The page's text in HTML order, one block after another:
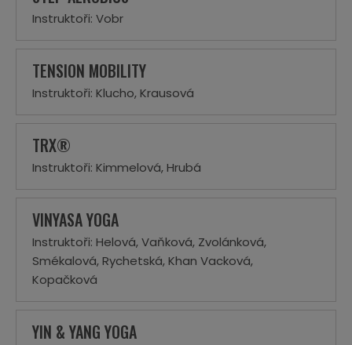
Instruktoři: Vobr
TENSION MOBILITY
Instruktoři: Klucho, Krausová
TRX®
Instruktoři: Kimmelová, Hrubá
VINYASA YOGA
Instruktoři: Helová, Vaňková, Zvolánková,
Smékalová, Rychetská, Khan Vacková,
Kopačková
YIN & YANG YOGA